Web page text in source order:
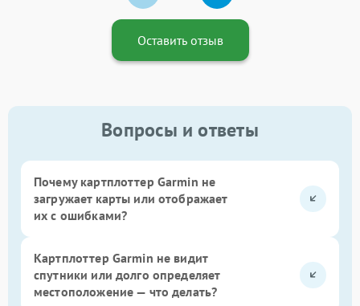
Оставить отзыв
Вопросы и ответы
Почему картплоттер Garmin не
загружает карты или отображает
их с ошибками?
Картплоттер Garmin не видит
спутники или долго определяет
местоположение — что делать?